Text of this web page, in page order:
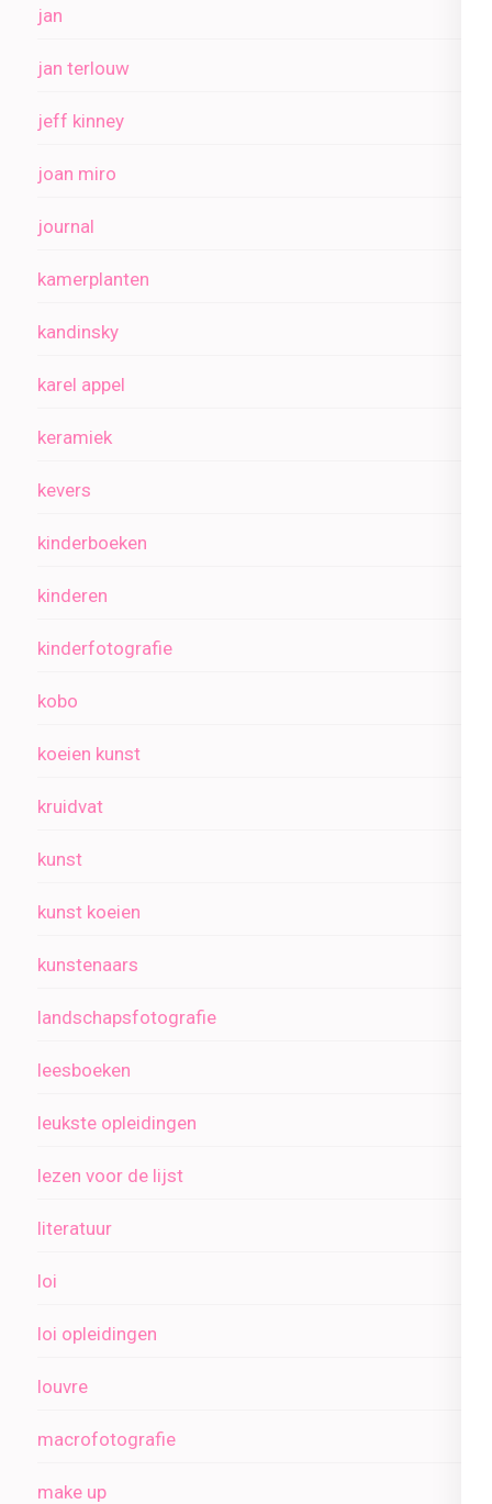
jan
jan terlouw
jeff kinney
joan miro
journal
kamerplanten
kandinsky
karel appel
keramiek
kevers
kinderboeken
kinderen
kinderfotografie
kobo
koeien kunst
kruidvat
kunst
kunst koeien
kunstenaars
landschapsfotografie
leesboeken
leukste opleidingen
lezen voor de lijst
literatuur
loi
loi opleidingen
louvre
macrofotografie
make up